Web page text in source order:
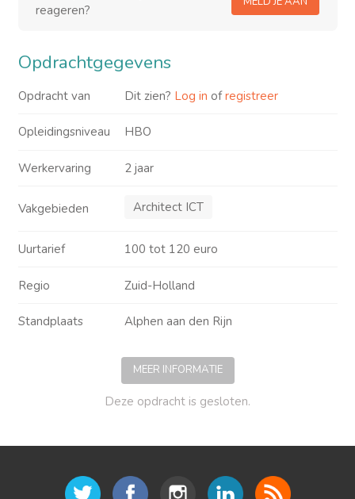
reageren?
Opdrachtgegevens
Opdracht van Dit zien? Log in ofregistreer
Opleidingsniveau HBO
Werkervaring 2 jaar
Vakgebieden Architect ICT
Uurtarief 100 tot 120 euro
Regio Zuid-Holland
Standplaats Alphen aan den Rijn
MEER INFORMATIE
Deze opdracht is gesloten.